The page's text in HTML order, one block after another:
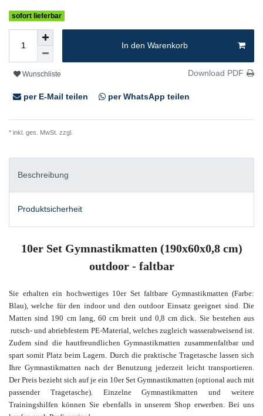
sofort lieferbar
In den Warenkorb
Wunschliste Download PDF
per E-Mail teilen per WhatsApp teilen
* inkl. ges. MwSt. zzgl.
Beschreibung
Produktsicherheit
10er Set Gymnastikmatten (190x60x0,8 cm)
outdoor - faltbar
Sie erhalten ein hochwertiges 10er Set faltbare Gymnastikmatten (Farbe:
Blau), welche für den indoor und den outdoor Einsatz geeignet sind. Die
Matten sind 190 cm lang, 60 cm breit und 0,8 cm dick. Sie bestehen aus
rutsch- und abriebfestem PE-Material, welches zugleich wasserabweisend ist.
Zudem sind die hautfreundlichen Gymnastikmatten zusammenfaltbar und
spart somit Platz beim Lagern. Durch die praktische Tragetasche lassen sich
Ihre Gymnastikmatten nach der Benutzung jederzeit leicht transportieren.
Der Preis bezieht sich auf je ein 10er Set Gymnastikmatten (optional auch mit
passender Tragetasche). Einzelne Gymnastikmatten und weitere
Trainingshilfen können Sie ebenfalls in unserem Shop erwerben. Bei uns